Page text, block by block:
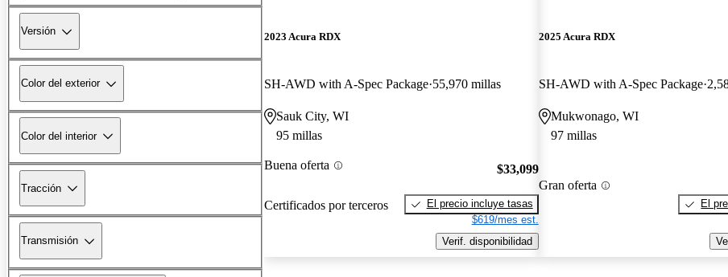
Versión
Color del exterior
Color del interior
Tracción
Transmisión
2023 Acura RDX
SH-AWD with A-Spec Package 55,970 millas
Sauk City, WI
95 millas
Buena oferta
Certificados por terceros
$33,099
El precio incluye tasas
$619/mes est.
Verif. disponibilidad
2025 Acura RDX
SH-AWD with A-Spec Package
Mukwonago, WI
97 millas
Gran oferta
El